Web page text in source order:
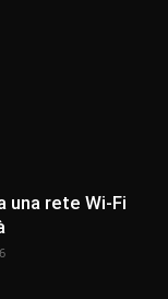
una rete Wi-Fi